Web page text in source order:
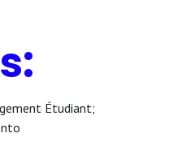
Étudiant;